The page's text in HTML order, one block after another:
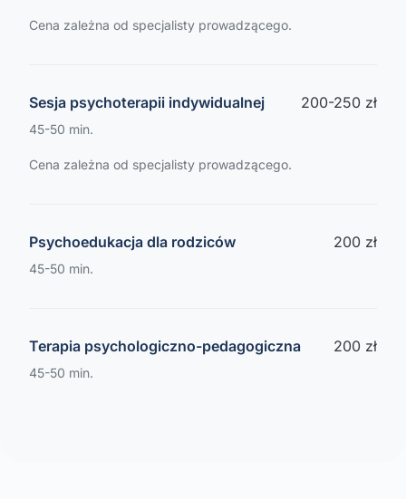
Cena zależna od specjalisty prowadzącego.
Sesja psychoterapii indywidualnej
45-50 min.
Cena zależna od specjalisty prowadzącego.
200-250 zł
Psychoedukacja dla rodziców
45-50 min.
200 zł
Terapia psychologiczno-pedagogiczna
45-50 min.
200 zł